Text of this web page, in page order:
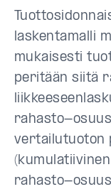
laskentamalli
mukaisesti
peritään siitä
rahasto-
vertailutuoton
rahasto-